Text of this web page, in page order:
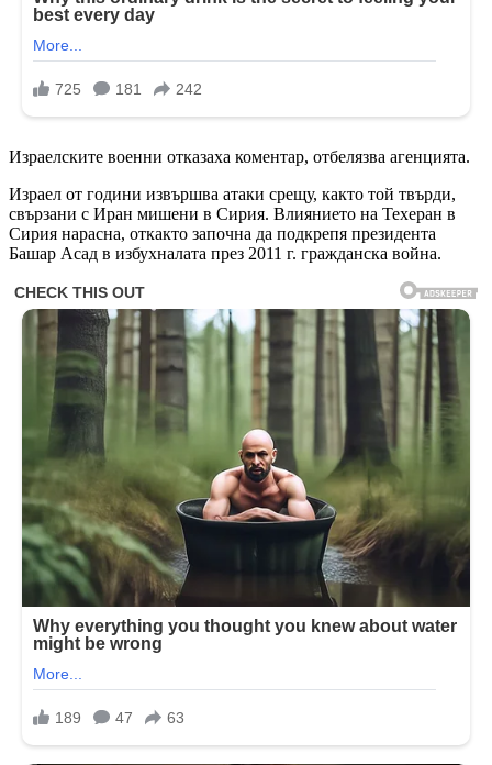
Израелските военни отказаха коментар, отбелязва агенцията.
Израел от години извършва атаки срещу, както той твърди,
свързани с Иран мишени в Сирия. Влиянието на Техеран в
Сирия нарасна, откакто започна да подкрепя президента
Башар Асад в избухналата през 2011 г. гражданска война.